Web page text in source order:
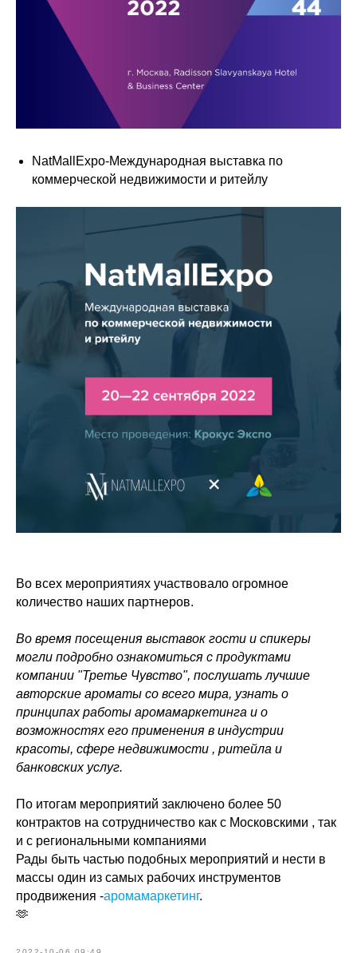
NatMallExpo-Международная выставка по
коммерческой недвижимости и ритейлу
Во всех мероприятиях участвовало огромное
количество наших партнеров.
Во время посещения выставок гости и спикеры
могли подробно ознакомиться с продуктами
компании "Третье Чувство", послушать лучшие
авторские ароматы со всего мира, узнать о
принципах работы аромамаркетинга и о
возможностях его применения в индустрии
красоты, сфере недвижимости , ритейла и
банковских услуг.
По итогам мероприятий заключено более 50
контрактов на сотрудничество как с Московскими , так
и с региональными компаниями
Рады быть частью подобных мероприятий и нести в
массы один из самых рабочих инструментов
продвижения -аромамаркетинг.
🫶